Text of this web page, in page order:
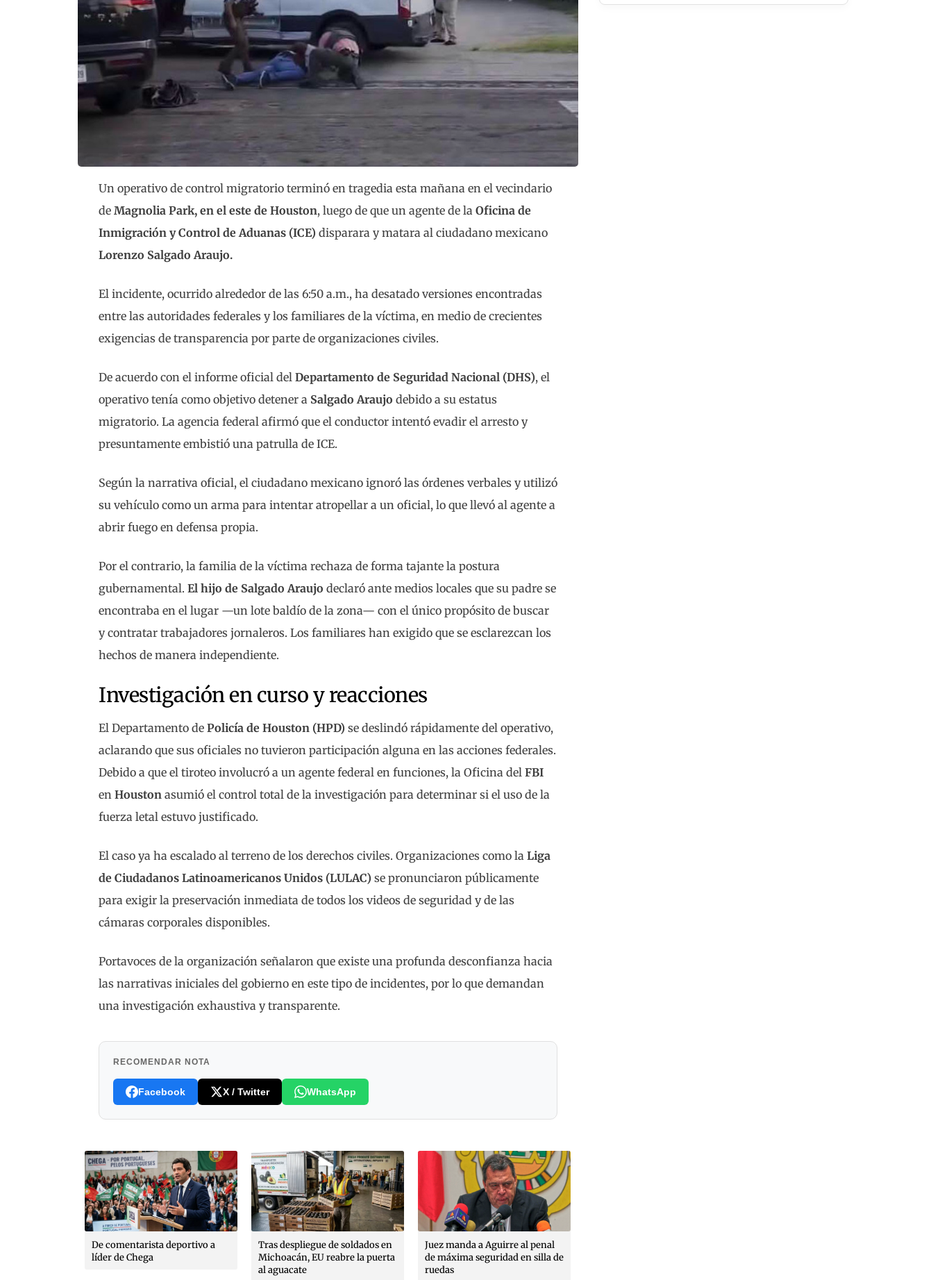
Un operativo de control migratorio terminó en tragedia esta mañana en el vecindario
de Magnolia Park, en el este de Houston, luego de que un agente de la Oficina de
Inmigración y Control de Aduanas (ICE) disparara y matara al ciudadano mexicano
Lorenzo Salgado Araujo.
El incidente, ocurrido alrededor de las 6:50 a.m., ha desatado versiones encontradas
entre las autoridades federales y los familiares de la víctima, en medio de crecientes
exigencias de transparencia por parte de organizaciones civiles.
De acuerdo con el informe oficial del Departamento de Seguridad Nacional (DHS), el
operativo tenía como objetivo detener a Salgado Araujo debido a su estatus
migratorio. La agencia federal afirmó que el conductor intentó evadir el arresto y
presuntamente embistió una patrulla de ICE.
Según la narrativa oficial, el ciudadano mexicano ignoró las órdenes verbales y utilizó
su vehículo como un arma para intentar atropellar a un oficial, lo que llevó al agente a
abrir fuego en defensa propia.
Por el contrario, la familia de la víctima rechaza de forma tajante la postura
gubernamental. El hijo de Salgado Araujo declaró ante medios locales que su padre se
encontraba en el lugar —un lote baldío de la zona— con el único propósito de buscar
y contratar trabajadores jornaleros. Los familiares han exigido que se esclarezcan los
hechos de manera independiente.
Investigación en curso y reacciones
El Departamento de Policía de Houston (HPD) se deslindó rápidamente del operativo,
aclarando que sus oficiales no tuvieron participación alguna en las acciones federales.
Debido a que el tiroteo involucró a un agente federal en funciones, la Oficina del FBI
en Houston asumió el control total de la investigación para determinar si el uso de la
fuerza letal estuvo justificado.
El caso ya ha escalado al terreno de los derechos civiles. Organizaciones como la Liga
de Ciudadanos Latinoamericanos Unidos (LULAC) se pronunciaron públicamente
para exigir la preservación inmediata de todos los videos de seguridad y de las
cámaras corporales disponibles.
Portavoces de la organización señalaron que existe una profunda desconfianza hacia
las narrativas iniciales del gobierno en este tipo de incidentes, por lo que demandan
una investigación exhaustiva y transparente.
RECOMENDAR NOTA
Facebook X / Twitter WhatsApp
Tras despliegue de soldados en
Michoacán, EU reabre la puerta
Juez manda a Aguirre al penal
de máxima seguridad en silla de
ruedas
Poéticas militantes, poéticas
marginales: Enrique González
Rojo Arthur, Leopoldo Ayala,
Max Rojas, Roberto López
Moreno